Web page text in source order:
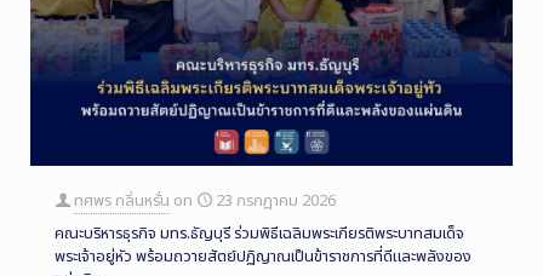
ทศพร กลิ่นหรั่น on
23 กรกฎาคม 2026
คณะบริหารธุรกิจ มทร.ธัญบุรี ร่วมพิธีเฉลิมพระเกียรติพระบาทสมเด็จ
พระเจ้าอยู่หัว พร้อมถวายสัตย์ปฏิญาณเป็นข้าราชการที่ดีและพลังของ